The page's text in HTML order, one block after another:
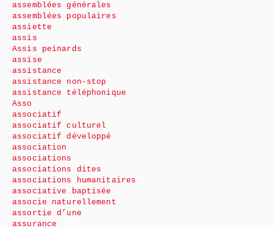
assemblées générales
assemblées populaires
assiette
assis
Assis peinards
assise
assistance
assistance non-stop
assistance téléphonique
Asso
associatif
associatif culturel
associatif développé
association
associations
associations dites
associations humanitaires
associative baptisée
associe naturellement
assortie d’une
assurance